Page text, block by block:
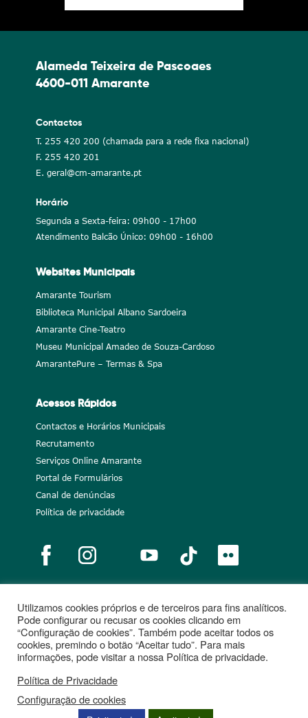
Alameda Teixeira de Pascoaes
4600-011 Amarante
Contactos
T. 255 420 200 (chamada para a rede fixa nacional)
F. 255 420 201
E. geral@cm-amarante.pt
Horário
Segunda a Sexta-feira: 09h00 - 17h00
Atendimento Balcão Único: 09h00 - 16h00
Websites Municipais
Amarante Tourism
Biblioteca Municipal Albano Sardoeira
Amarante Cine-Teatro
Museu Municipal Amadeo de Souza-Cardoso
AmarantePure – Termas & Spa
Acessos Rápidos
Contactos e Horários Municipais
Recrutamento
Serviços Online Amarante
Portal de Formulários
Canal de denúncias
Política de privacidade
Notícias Recrutamento Portugal 2020
União Europeia
Projetos cofinanciados
Utilizamos cookies próprios e de terceiros para fins analíticos.
Pode configurar ou recusar os cookies clicando em
“Configuração de cookies”. Também pode aceitar todos os
cookies, premindo o botão “Aceitar tudo”. Para mais
informações, pode visitar a nossa Política de privacidade.
Política de Privacidade
Configuração de cookies